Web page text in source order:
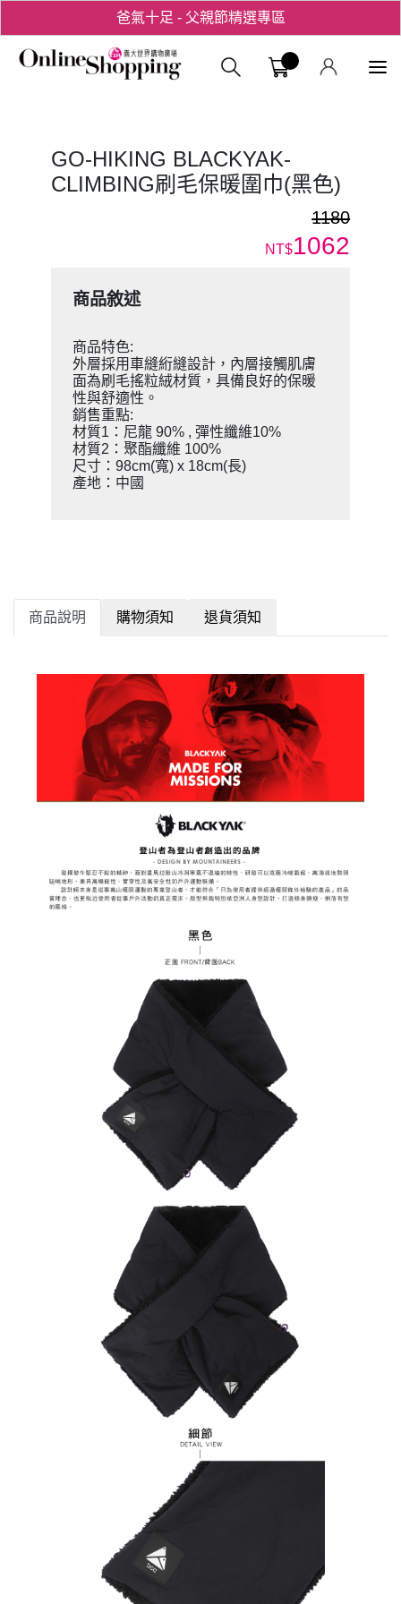
爸氣十足 - 父親節精選專區
用心愛你！七夕星選禮遇！義大購物
GO-HIKING BLACKYAK-
CLIMBING刷毛保暖圍巾(黑色)
1180
NT$1062
商品敘述
商品特色:
外層採用車縫絎縫設計，內層接觸肌膚
面為刷毛搖粒絨材質，具備良好的保暖
性與舒適性。
銷售重點:
材質1：尼龍 90% , 彈性纖維10%
材質2：聚酯纖維 100%
尺寸：98cm(寬) x 18cm(長)
產地：中國
商品說明 購物須知 退貨須知